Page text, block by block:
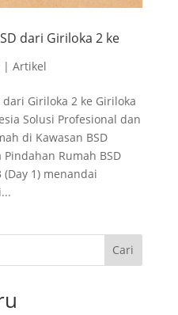
dari Giriloka 2 ke
| Artikel
dari Giriloka 2 ke Giriloka
Solusi Profesional dan
di Kawasan BSD
Pindahan Rumah BSD
1) menandai
Cari